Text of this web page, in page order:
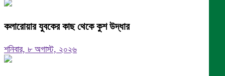
কলারোয়ার যুবকের কাছ থেকে কুশ উদ্ধার
শনিবার, ৮ অগাস্ট, ২০২৬